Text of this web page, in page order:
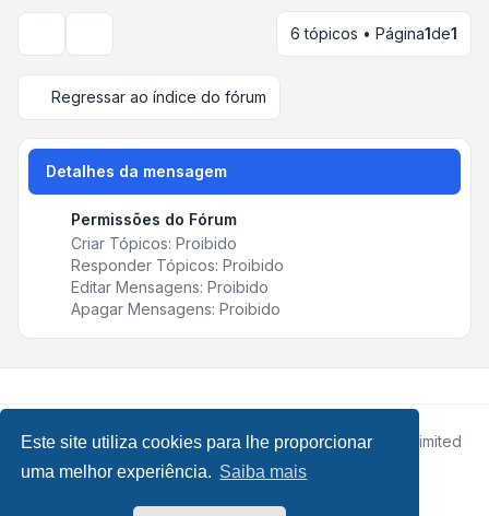
Este site utiliza cookies para lhe proporcionar
uma melhor experiência. Saiba mais
Opções de visualização e ordenação6 tópicos • Página1de1
Regressar ao índice do fórum
Detalhes da mensagem
Permissões do Fórum
Criar Tópicos: Proibido
Responder Tópicos: Proibido
Editar Mensagens: Proibido
Apagar Mensagens: Proibido
Desenvolvido porphpBB® Forum Software © phpBB Limited
• Design by
Leenoz.com
Traduzido por:phpBB Portugal